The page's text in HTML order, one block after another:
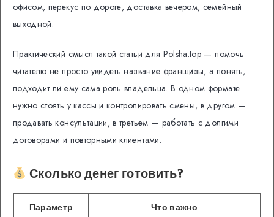
офисом, перекус по дороге, доставка вечером, семейный
выходной.
Практический смысл такой статьи для Polsha.top — помочь
читателю не просто увидеть название франшизы, а понять,
подходит ли ему сама роль владельца. В одном формате
нужно стоять у кассы и контролировать смены, в другом —
продавать консультации, в третьем — работать с долгими
договорами и повторными клиентами.
Сколько денег готовить?
Параметр Что важно